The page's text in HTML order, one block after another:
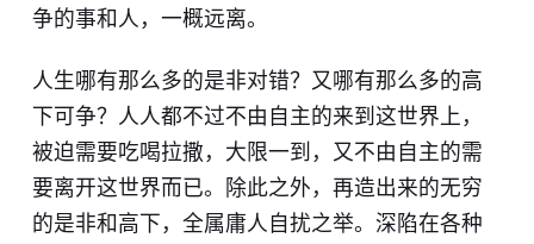
争的事和人，一概远离。
人生哪有那么多的是非对错？又哪有那么多的高
下可争？人人都不过不由自主的来到这世界上，
被迫需要吃喝拉撒，大限一到，又不由自主的需
要离开这世界而已。除此之外，再造出来的无穷
的是非和高下，全属庸人自扰之举。深陷在各种